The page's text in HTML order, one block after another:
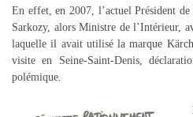
En effet, en 2007, l’actuel Président
Sarkozy, alors Ministre de l’Intérieur,
laquelle il avait utilisé la marque
visite en Seine-Saint-Denis,
polémique.